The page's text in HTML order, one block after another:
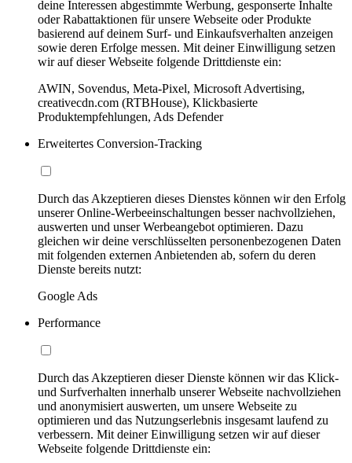
deine Interessen abgestimmte Werbung, gesponserte Inhalte
oder Rabattaktionen für unsere Webseite oder Produkte
basierend auf deinem Surf- und Einkaufsverhalten anzeigen
sowie deren Erfolge messen. Mit deiner Einwilligung setzen
wir auf dieser Webseite folgende Drittdienste ein:
AWIN, Sovendus, Meta-Pixel, Microsoft Advertising,
creativecdn.com (RTBHouse), Klickbasierte
Produktempfehlungen, Ads Defender
Erweitertes Conversion-Tracking
Durch das Akzeptieren dieses Dienstes können wir den Erfolg
unserer Online-Werbeeinschaltungen besser nachvollziehen,
auswerten und unser Werbeangebot optimieren. Dazu
gleichen wir deine verschlüsselten personenbezogenen Daten
mit folgenden externen Anbietenden ab, sofern du deren
Dienste bereits nutzt:
Google Ads
Performance
Durch das Akzeptieren dieser Dienste können wir das Klick-
und Surfverhalten innerhalb unserer Webseite nachvollziehen
und anonymisiert auswerten, um unsere Webseite zu
optimieren und das Nutzungserlebnis insgesamt laufend zu
verbessern. Mit deiner Einwilligung setzen wir auf dieser
Webseite folgende Drittdienste ein: